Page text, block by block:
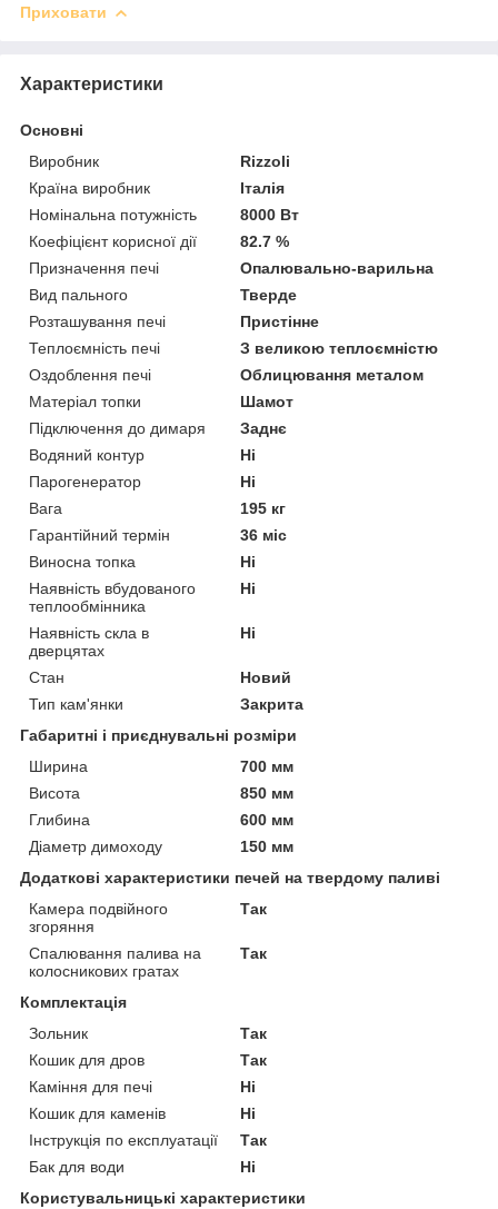
Приховати
Характеристики
Основні
Виробник
Rizzoli
Країна виробник
Італія
Номінальна потужність
8000 Вт
Коефіцієнт корисної дії
82.7 %
Призначення печі
Опалювально-варильна
Вид пального
Тверде
Розташування печі
Пристінне
Теплоємність печі
З великою теплоємністю
Оздоблення печі
Облицювання металом
Матеріал топки
Шамот
Підключення до димаря
Заднє
Водяний контур
Ні
Парогенератор
Ні
Вага
195 кг
Гарантійний термін
36 міс
Виносна топка
Ні
Наявність вбудованого
теплообмінника
Ні
Наявність скла в
дверцятах
Ні
Стан
Новий
Тип кам'янки
Закрита
Габаритні і приєднувальні розміри
Ширина
700 мм
Висота
850 мм
Глибина
600 мм
Діаметр димоходу
150 мм
Додаткові характеристики печей на твердому паливі
Камера подвійного
згоряння
Так
Спалювання палива на
колосникових гратах
Так
Комплектація
Зольник
Так
Кошик для дров
Так
Каміння для печі
Ні
Кошик для каменів
Ні
Інструкція по експлуатації
Так
Бак для води
Ні
Користувальницькі характеристики